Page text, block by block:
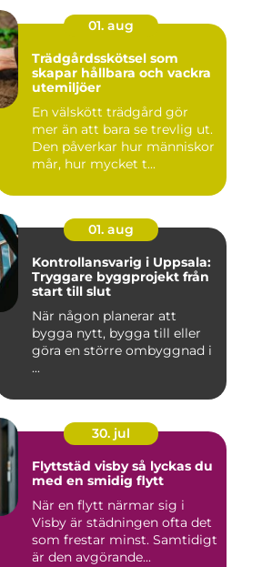
01. aug
Trädgårdsskötsel som
skapar hållbara och vackra
utemiljöer
En välskött trädgård gör
mer än att bara se trevlig ut.
Den påverkar hur människor
mår, hur mycket t...
01. aug
Kontrollansvarig i Uppsala:
Tryggare byggprojekt från
start till slut
När någon planerar att
bygga nytt, bygga till eller
göra en större ombyggnad i
...
30. jul
Flyttstäd visby så lyckas du
med en smidig flytt
När en flytt närmar sig i
Visby är städningen ofta det
som frestar minst. Samtidigt
är den avgörande...